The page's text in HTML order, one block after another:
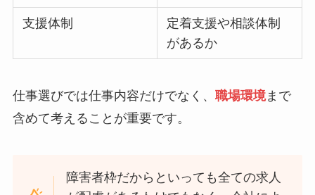
支援体制
定着支援や相談体制
があるか
仕事選びでは仕事内容だけでなく、 職場環境まで
含めて考えることが重要です。
障害者枠だからといっても全ての求人